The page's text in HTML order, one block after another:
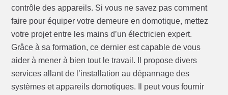
contrôle des appareils. Si vous ne savez pas comment
faire pour équiper votre demeure en domotique, mettez
votre projet entre les mains d’un électricien expert.
Grâce à sa formation, ce dernier est capable de vous
aider à mener à bien tout le travail. Il propose divers
services allant de l’installation au dépannage des
systèmes et appareils domotiques. Il peut vous fournir